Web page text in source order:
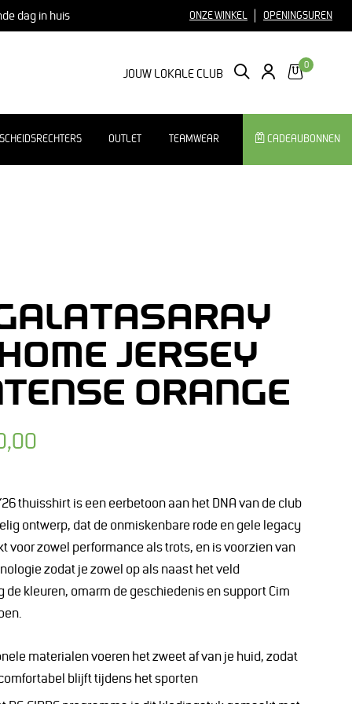
dag in huis ONZE WINKEL OPENINGSUREN
JOUW LOKALE CLUB ZOEKEN LOGIN
0
SCHEIDSRECHTERS OUTLET TEAMWEAR CADEAUBONNEN
JERSEY
ORANGE
thuisshirt is een eerbetoon aan het DNA van de club
ontwerp, dat de onmiskenbare rode en gele legacy
voor zowel performance als trots, en is voorzien van
zodat je zowel op als naast het veld
de kleuren, omarm de geschiedenis en support Cim
materialen voeren het zweet af van je huid, zodat
blijft tijdens het sporten